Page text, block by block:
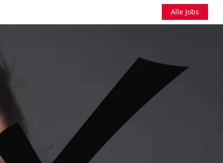
Alle Jobs